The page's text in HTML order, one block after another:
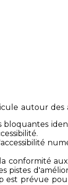
autour des
bloquantes
aux
pistes
est prévue